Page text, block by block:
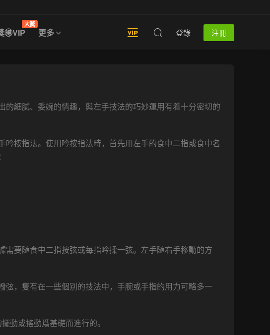
🉐VIP
大獎
更多 登錄 注冊
細膩、委婉的情趣，與左手技法的巧妙運用有着十分密切的
按指法。使用吟按指法時，首先用左手的食中二指或食中名
要随食中二指按弦或每指吟揉一弦。左手随右手移動的方
，隻有在一些個别的技法中，手腕或手指的用力可略多一
動或搖動爲基礎而進行的。